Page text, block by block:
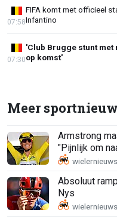
FIFA komt met officieel
Infantino
07:58
'Club Brugge stunt
op komst'
07:30
Meer
Armstrong
"Pijnlijk om
Absoluut
Nys